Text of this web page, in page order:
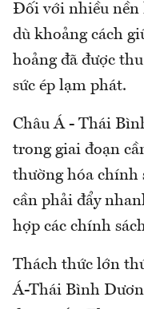
Đối với nhiều nền
dù khoảng cách
hoảng đã được
sức ép lạm phát.
Châu Á - Thái
trong giai đoạn
thường hóa chính
cần phải đẩy
hợp các chính
Thách thức lớn
Á-Thái Bình